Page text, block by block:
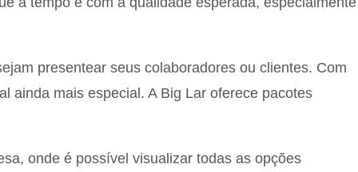
presentear seus colaboradores ou clientes. Com
ainda mais especial. A Big Lar oferece pacotes
onde é possível visualizar todas as opções